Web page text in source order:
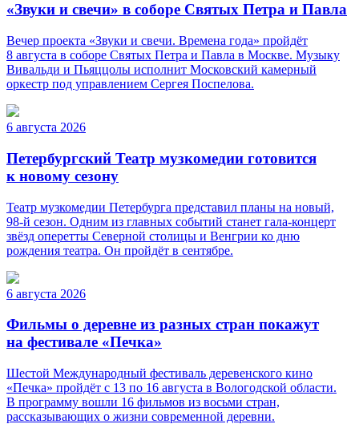
«Звуки и свечи» в соборе Святых Петра и Павла
Вечер проекта «Звуки и свечи. Времена года» пройдёт
8 августа в соборе Святых Петра и Павла в Москве. Музыку
Вивальди и Пьяццолы исполнит Московский камерный
оркестр под управлением Сергея Поспелова.
6 августа 2026
Петербургский Театр музкомедии готовится
к новому сезону
Театр музкомедии Петербурга представил планы на новый,
98-й сезон. Одним из главных событий станет гала-концерт
звёзд оперетты Северной столицы и Венгрии ко дню
рождения театра. Он пройдёт в сентябре.
6 августа 2026
Фильмы о деревне из разных стран покажут
на фестивале «Печка»
Шестой Международный фестиваль деревенского кино
«Печка» пройдёт с 13 по 16 августа в Вологодской области.
В программу вошли 16 фильмов из восьми стран,
рассказывающих о жизни современной деревни.